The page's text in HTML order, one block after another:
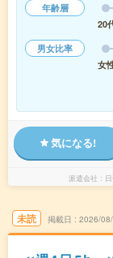
年齢層
20
男女比率
女
気になる!
派遣会社
未読 掲載日 2026/